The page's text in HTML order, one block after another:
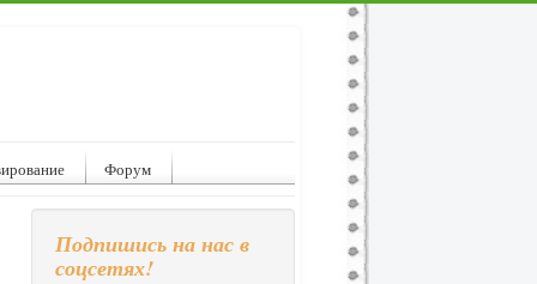
Форум
Подпишись на нас в
соцсетях!